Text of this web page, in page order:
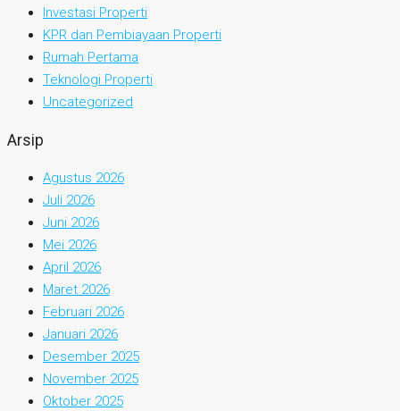
Investasi Properti
KPR dan Pembiayaan Properti
Rumah Pertama
Teknologi Properti
Uncategorized
Arsip
Agustus 2026
Juli 2026
Juni 2026
Mei 2026
April 2026
Maret 2026
Februari 2026
Januari 2026
Desember 2025
November 2025
Oktober 2025